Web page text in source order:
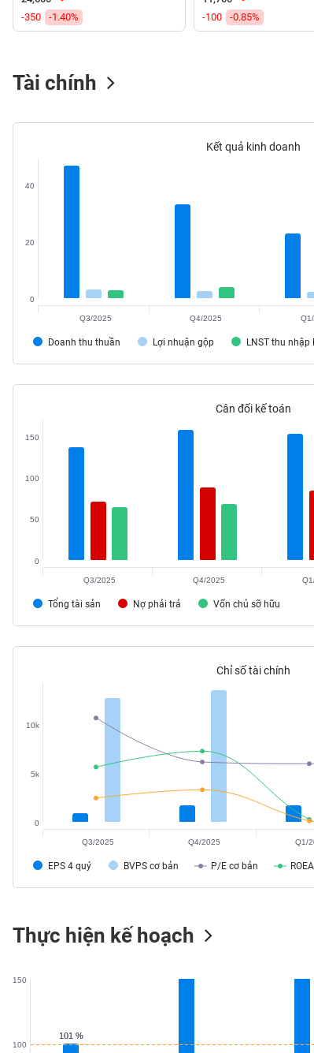
-350
-1.40%
-100
-0.85%
Tài chính
Kết quả kinh doanh
Doanh thu thuần Lợi nhuận gộp LNST thu nhập
0
20
40
Q3/2025 Q4/2025
Cân đối kế toán
Tổng tài sản Nợ phải trả Vốn chủ sỡ hữu
0
50
100
150
Q3/2025 Q4/2025
Chỉ số tài chính
EPS 4 quý BVPS cơ bản P/E cơ bản ROEA
0
5k
10k
Q3/2025 Q4/2025 Q1/
Thực hiện kế hoạch
101 %
101 %
100
150
VS-
SECTOR
LIỆU
NGHIỆP
TIÊU
DÙNG
TIÊU
THIẾT
SỨC
TÀI
CHÍNH
NGHỆ
DỊCH